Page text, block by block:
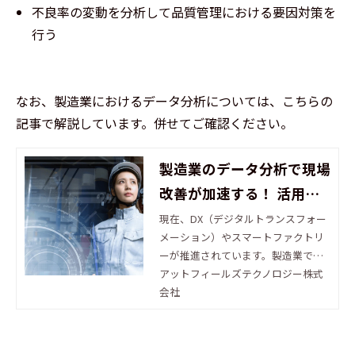
不良率の変動を分析して品質管理における要因対策を
行う
なお、製造業におけるデータ分析については、こちらの
記事で解説しています。併せてご確認ください。
製造業のデータ分析で現場
改善が加速する！ 活用方
法や課題とは
現在、DX（デジタルトランスフォー
メーション）やスマートファクトリ
ーが推進されています。製造業では
オペレーションの省人化・自動化に
加えて、生産プロセスの最適化、稼
アットフィールズテクノロジー株式
会社